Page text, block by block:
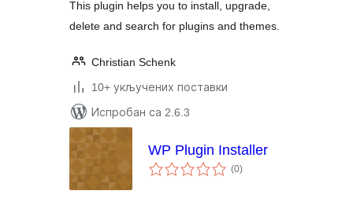
This plugin helps you to install, upgrade,
delete and search for plugins and themes.
Christian Schenk
10+ укључених поставки
Испробан са 2.6.3
WP Plugin Installer
(0укупних
оцена
)